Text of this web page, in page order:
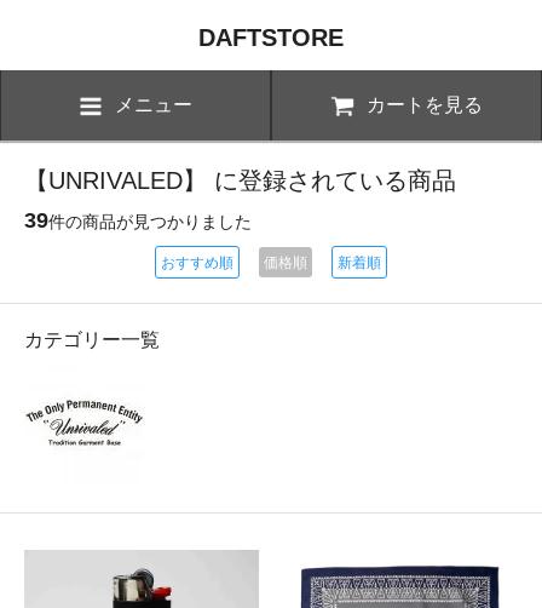
DAFTSTORE
メニュー カートを見る
【UNRIVALED】 に登録されている商品
39件の商品が見つかりました
おすすめ順 価格順 新着順
カテゴリー一覧